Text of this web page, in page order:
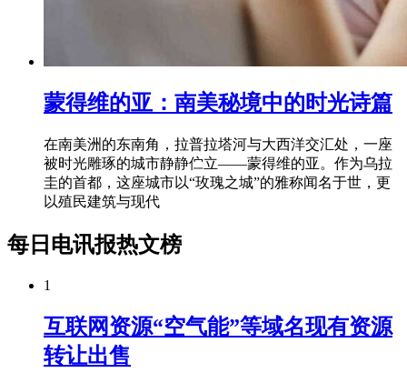
蒙得维的亚：南美秘境中的时光诗篇
在南美洲的东南角，拉普拉塔河与大西洋交汇处，一座
被时光雕琢的城市静静伫立——蒙得维的亚。作为乌拉
圭的首都，这座城市以“玫瑰之城”的雅称闻名于世，更
以殖民建筑与现代
每日电讯报热文榜
1
互联网资源“空气能”等域名现有资源
转让出售